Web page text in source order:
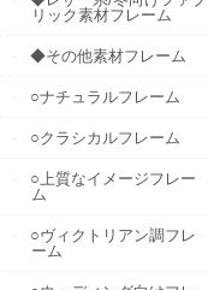
リック素材フレーム
◆その他素材フレーム
○ナチュラルフレーム
○クラシカルフレーム
○上質なイメージフレー
ム
○ヴィクトリアン調フレ
ーム